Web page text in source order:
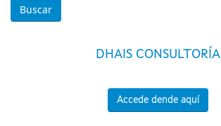
DHAIS CONSULTORÍA
Accede dende aquí